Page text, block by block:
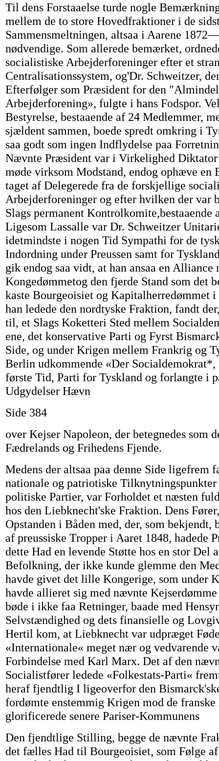
Til dens Forstaaelse turde nogle
mellem de to store Hovedfraktioner i de
Sammensmeltningen, altsaa i Aarene
nødvendige. Som allerede bemærket,
socialistiske Arbejderforeninger efter et
Centralisationssystem, og'Dr. Schweitzer,
Efterfølger som Præsident for den
Arbejderforening», fulgte i hans Fodspor.
Bestyrelse, bestaaende af 24 Medlemmer,
sjældent sammen, boede spredt omkring i
saa godt som ingen Indflydelse paa
Nævnte Præsident var i Virkelighed Diktator
møde virksom Modstand, endog ophæve en
taget af Delegerede fra de forskjellige
Arbejderforeninger og efter hvilken der var
Slags permanent Kontrolkomite,bestaaende
Ligesom Lassalle var Dr. Schweitzer
idetmindste i nogen Tid Sympathi for de
Indordning under Preussen samt for
gik endog saa vidt, at han ansaa en Alliance
Kongedømmetog den fjerde Stand som det
kaste Bourgeoisiet og Kapitalherredømmet
han ledede den nordtyske Fraktion, fandt
til, et Slags Koketteri Sted mellem
ene, det konservative Parti og Fyrst
Side, og under Krigen mellem Frankrig og
Berlin udkommende «Der
første Tid, Parti for Tyskland og forlangte i
Udgydelser Hævn
Side 384
over Kejser Napoleon, der betegnedes som
Fædrelands og Frihedens Fjende.
Medens der altsaa paa denne Side ligefrem
nationale og patriotiske Tilknytningspunkter
politiske Partier, var Forholdet et næsten
hos den Liebknecht'ske Fraktion. Dens
Opstanden i Båden med, der, som bekjendt,
af preussiske Tropper i Aaret 1848, hadede
dette Had en levende Støtte hos en stor Del
Befolkning, der ikke kunde glemme den
havde givet det lille Kongerige, som under
havde allieret sig med nævnte
bøde i ikke faa Retninger, baade med
Selvstændighed og dets finansielle og
Hertil kom, at Liebknecht var udpræget
«Internationale« meget nær og vedvarende
Forbindelse med Karl Marx. Det af den
Socialistfører ledede «Folkestats-Parti«
heraf fjendtlig I ligeoverfor den
fordømte enstemmig Krigen mod de franske
glorificerede senere Pariser-Kommunens
Den fjendtlige Stilling, begge de nævnte
det fælles Had til Bourgeoisiet, som Følge af